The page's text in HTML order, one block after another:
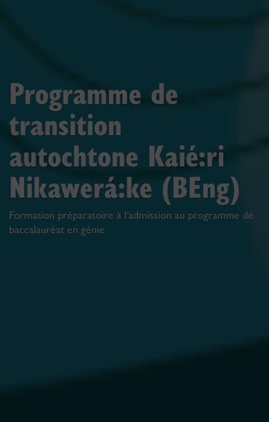
Programme de
transition
autochtone Kaié:ri
Nikawerá:ke (BEng)
Formation préparatoire à l’admission au programme de
baccalauréat en génie